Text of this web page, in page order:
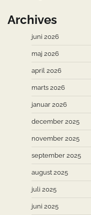
Archives
juni 2026
maj 2026
april 2026
marts 2026
januar 2026
december 2025
november 2025
september 2025
august 2025
juli 2025
juni 2025